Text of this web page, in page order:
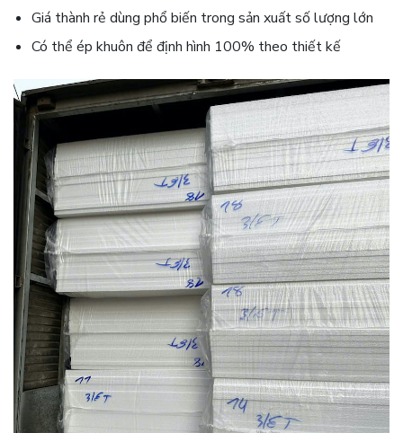
Giá thành rẻ dùng phổ biến trong sản xuất số lượng lớn
Có thể ép khuôn để định hình 100% theo thiết kế